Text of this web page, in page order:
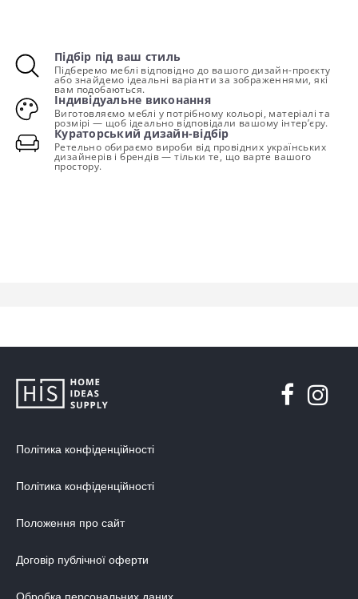
Підбір під ваш стиль
Підберемо меблі відповідно до вашого дизайн-проєкту
або знайдемо ідеальні варіанти за зображеннями, які
вам подобаються.
Індивідуальне виконання
Виготовляємо меблі у потрібному кольорі, матеріалі та
розмірі — щоб ідеально відповідали вашому інтер’єру.
Кураторський дизайн-відбір
Ретельно обираємо вироби від провідних українських
дизайнерів і брендів — тільки те, що варте вашого
простору.
Політика конфіденційності
Політика конфіденційності
Положення про сайт
Договір публічної оферти